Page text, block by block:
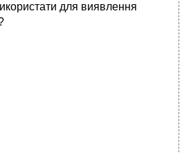
для виявлення